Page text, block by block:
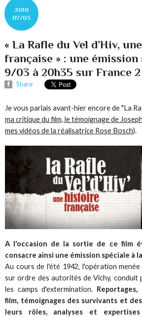
2010
07/03
« La Rafle du Vel d’Hiv,
française » : une émission
9/03 à 20h35 sur France 2
Share
Je vous parlais avant-hier encore de "La
ma critique du film, le témoignage de
mes vidéos de la réalisatrice Rose Bosch).
A l'occasion de la sortie de ce film
consacre ainsi une émission spéciale à la
Au cours de l'été 1942, l'opération
sur ordre des autorités de Vichy, conduit
les camps d'extermination.
film, témoignages des survivants et
leurs rôles, analyses et